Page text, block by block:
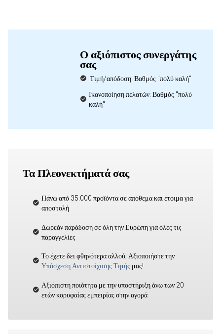
Ο αξιόπιστος συνεργάτης
σας
Τιμή/απόδοση: Βαθμός "πολύ καλή"
Ικανοποίηση πελατών: Βαθμός "πολύ
καλή"
Τα Πλεονεκτήματά σας
Πάνω από 35.000 προϊόντα σε απόθεμα και έτοιμα για
αποστολή
Δωρεάν παράδοση σε όλη την Ευρώπη για όλες τις
παραγγελίες
Το έχετε δει φθηνότερα αλλού; Αξιοποιήστε την
Υπόσχεση Αντιστοίχισης Τιμής μας!
Αξιόπιστη ποιότητα με την υποστήριξη άνω των 20
ετών κορυφαίας εμπειρίας στην αγορά